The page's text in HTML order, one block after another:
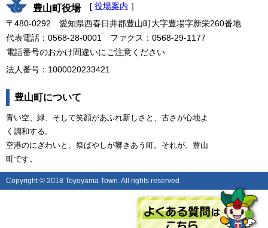
豊山町役場 [ 役場案内 ］
〒480-0292 愛知県西春日井郡豊山町大字豊場字新栄260番地
代表電話：0568-28-0001 ファクス：0568-29-1177
電話番号のおかけ間違いにご注意ください
法人番号：1000020233421
豊山町について
青い空、緑、そして笑顔があふれ新しさと、古さが心地よ
く調和する。
空港のにぎわいと、祭ばやしが響きあう町。それが、豊山
町です。
Copyright © 2018 Toyoyama Town. All rights reserved